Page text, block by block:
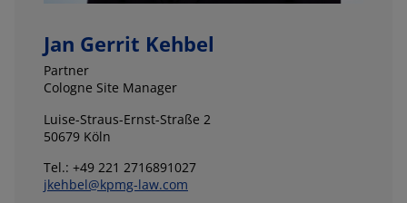
Jan Gerrit Kehbel
Partner
Cologne Site Manager
Luise-Straus-Ernst-Straße 2
50679 Köln
Tel.: +49 221 2716891027
jkehbel@kpmg-law.com